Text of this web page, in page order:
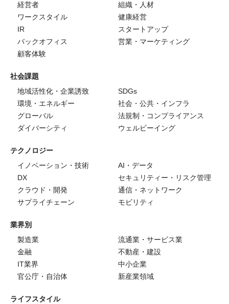
経営者
組織・人材
ワークスタイル
健康経営
IR
スタートアップ
バックオフィス
営業・マーケティング
顧客体験
社会課題
地域活性化・企業誘致
SDGs
環境・エネルギー
社会・公共・インフラ
グローバル
法規制・コンプライアンス
ダイバーシティ
ウェルビーイング
テクノロジー
イノベーション・技術
AI・データ
DX
セキュリティー・リスク管理
クラウド・開発
通信・ネットワーク
サプライチェーン
モビリティ
業界別
製造業
流通業・サービス業
金融
不動産・建設
IT業界
中小企業
官公庁・自治体
新産業領域
ライフスタイル